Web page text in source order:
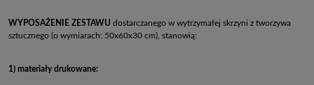
WYPOSAŻENIE ZESTAWU dostarczanego w wytrzymałej skrzyni z tworzywa
sztucznego (o wymiarach: 50x60x30 cm), stanowią:
1) materiały drukowane: